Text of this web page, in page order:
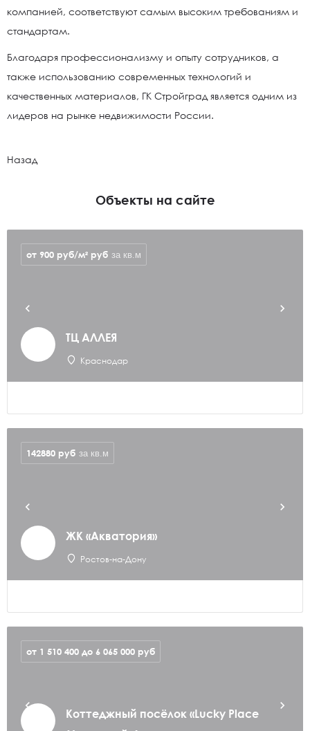
компанией, соответствуют самым высоким требованиям и
стандартам.
Благодаря профессионализму и опыту сотрудников, а
также использованию современных технологий и
качественных материалов, ГК Стройград является одним из
лидеров на рынке недвижимости России.
Назад
Объекты на сайте
ТЦ АЛЛЕЯ
Краснодар
от 900 руб/м² руб за кв.м
ЖК «Акватория»
Ростов-на-Дону
142880 руб за кв.м
Коттеджный посёлок «Lucky Place
от 1 510 400 до 6 065 000 руб